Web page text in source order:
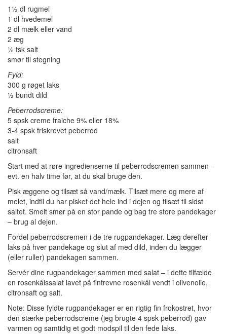
1½ dl rugmel
1 dl hvedemel
2 dl mælk eller vand
2 æg
½ tsk salt
smør til stegning
Fyld:
300 g røget laks
½ bundt dild
Peberrodscreme:
5 spsk creme fraiche 9% eller 18%
3-4 spsk friskrevet peberrod
salt
citronsaft
Start med at røre ingredienserne til peberrodscremen sammen –
evt. en halv time før, at du skal bruge den.
Pisk æggene og tilsæt så vand/mælk. Tilsæt mere og mere af
melet, indtil du har pisket det hele ind i dejen og tilsæt til sidst
saltet. Smelt smør på en stor pande og bag tre store pandekager
– brug al dejen.
Fordel peberrodscremen i de tre rugpandekager. Læg derefter
laks på hver pandekage og slut af med dild, inden du lægger
(eller ruller) pandekagen sammen.
Servér dine rugpandekager sammen med salat – i dette tilfælde
en rosenkålssalat lavet på fintrevne rosenkål vendt i olivenolie,
citronsaft og salt.
Note: Disse fyldte rugpandekager er en rigtig fin frokostret, hvor
den stærke peberrodscreme (jeg brugte 4 spsk peberrod) gav
varmen og samtidig et godt modspil til den fede laks.